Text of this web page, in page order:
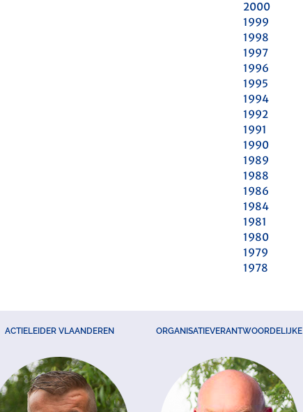
2000
1999
1998
1997
1996
1995
1994
1992
1991
1990
1989
1988
1986
1984
1981
1980
1979
1978
ACTIELEIDER VLAANDEREN ORGANISATIEVERANTWOORDELIJKE